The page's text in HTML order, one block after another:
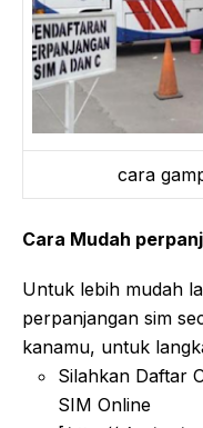
cara
Cara Mudah
Untuk lebih mudah
perpanjangan sim
kanamu, untuk
Silahkan Daftar
SIM Online